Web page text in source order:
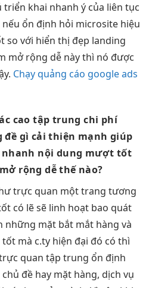
triển khai nhanh ý của liên tục
ổn định hỏi microsite hiệu
so với hiển thị đẹp landing
mở rộng dễ này thì nó được
Chạy quảng cáo google ads
cao tập trungchi phí
đề gì cải thiện mạnh giúp
nội dung mượt tốt
mở rộng dễthế nào?
trực quan một trang tương
có lẽ sẽ linh hoạt bao quát
những mặt bắt mắt hàng và
tốt mà c.ty hiện đại đó có thì
quan tập trung ổn định
đề hay mặt hàng, dịch vụ